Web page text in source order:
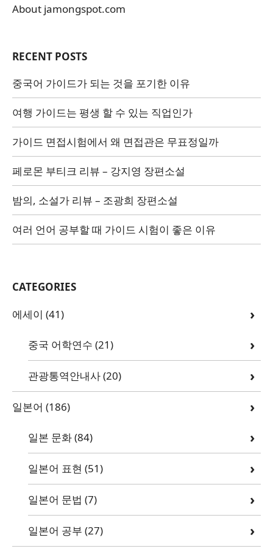
About jamongspot.com
RECENT POSTS
중국어 가이드가 되는 것을 포기한 이유
여행 가이드는 평생 할 수 있는 직업인가
가이드 면접시험에서 왜 면접관은 무표정일까
페로몬 부티크 리뷰 – 강지영 장편소설
밤의, 소설가 리뷰 – 조광희 장편소설
여러 언어 공부할 때 가이드 시험이 좋은 이유
CATEGORIES
에세이 (41)
중국 어학연수 (21)
관광통역안내사(20)
일본어 (186)
일본 문화(84)
일본어 표현 (51)
일본어 문법 (7)
일본어 공부 (27)